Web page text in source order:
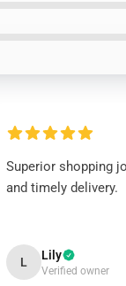
Superior shopping
and timely delivery.
L Lily
Verified owner